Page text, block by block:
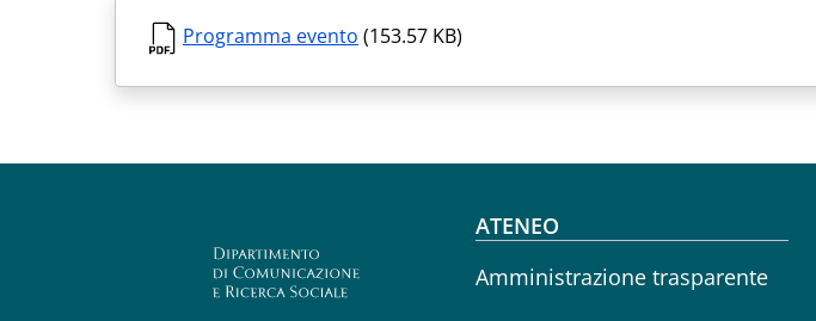
Programma evento (153.57 KB)
Footer menu
ATENEO
Amministrazione trasparente